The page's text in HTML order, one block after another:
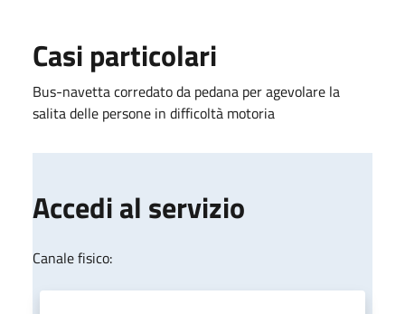
Casi particolari
Bus-navetta corredato da pedana per agevolare la
salita delle persone in difficoltà motoria
Accedi al servizio
Canale fisico: